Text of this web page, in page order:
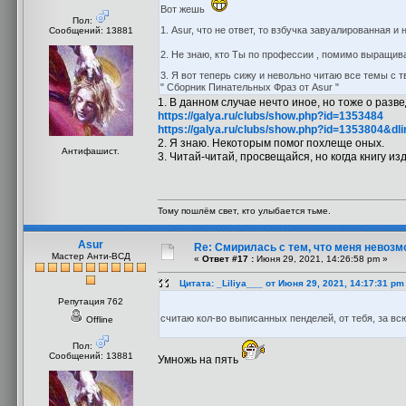
Пол:
Сообщений: 13881
Антифашист.
Вот жешь
1. Asur, что не ответ, то взбучка завуалированная
2. Не знаю, кто Ты по профессии , помимо
3. Я вот теперь сижу и невольно читаю все темы с
" Сборник Пинательных Фраз от Asur "
1. В данном случае нечто иное, но тоже о
https://galya.ru/clubs/show.php?id=1353484
https://galya.ru/clubs/
2. Я знаю. Некоторым помог похлеще оных.
3. Читай-читай, просвещайся, но когда книгу
Тому пошлём свет, кто улыбается тьме.
Asur
Мастер Анти-ВСД
Репутация 762
Offline
Пол:
Сообщений: 13881
Re: Смирилась с тем, что меня
« Ответ #17 : Июня 29, 2021, 14:26:58 pm »
Цитата: _Liliya___ от Июня 29, 2021, 14:17:31 pm
считаю кол-во выписанных пенделей, от тебя, за
Умножь на пять